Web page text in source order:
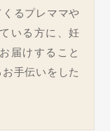
るプレママや
いる方に、妊
届けすること
手伝いをした